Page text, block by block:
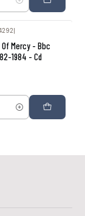
|
Mercy - Bbc
1984 - Cd